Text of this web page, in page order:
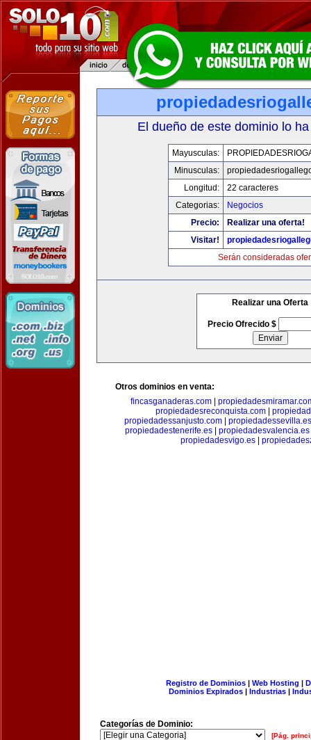
El dueño de este dominio lo
Mayusculas:
Minusculas:
Longitud:
22 caracteres
Categorias:
Negocios
Precio:
Realizar una oferta!
Visitar!
Serán consideradas
Realizar una Oferta
Precio Ofrecido $
Otros dominios en venta:
fincasganaderas.com
propiedadesreconquista.com
propiedadessanjusto.com| propiedadessevilla.es
propiedadestenerife.es| propiedadesvalencia.es
propiedadesvigo.es|
Registro de Dominios| Web Hosting |
Dominios Expirados | Industrias |
Categorías de Dominio:
[Pág.